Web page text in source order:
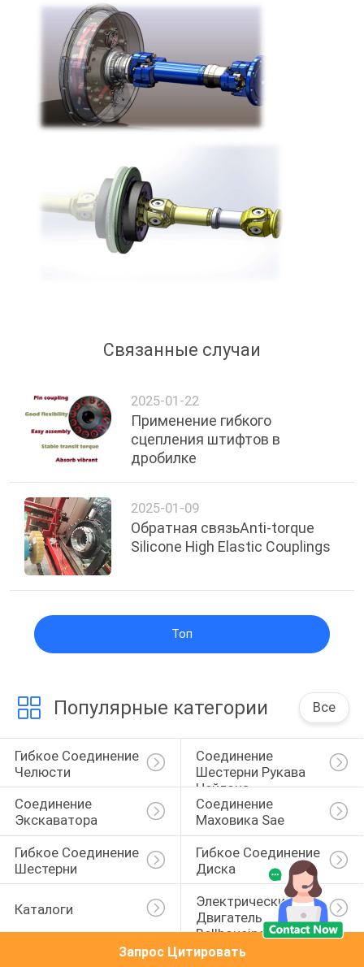
Связанные случаи
2025-01-22
Применение гибкого
сцепления штифтов в
дробилке
2025-01-09
Обратная связьAnti-torque
Silicone High Elastic Couplings
Топ
Популярные категории Все
Гибкое Соединение
Челюсти
Соединение
Шестерни Рукава
Нейлона
Соединение
Экскаватора
Соединение
Маховика Sae
Гибкое Соединение
Шестерни
Гибкое Соединение
Диска
Каталоги
Электрический
Двигатель
Bellhousing
Запрос Цитировать